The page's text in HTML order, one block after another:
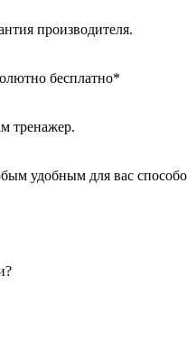
производителя.
бесплатно*
тренажер.
удобным для вас